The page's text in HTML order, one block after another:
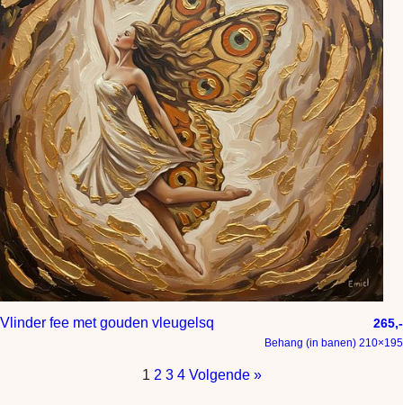
Vlinder fee met gouden vleugelsq 265,-
Behang (in banen) 210×195
1 2 3 4 Volgende »